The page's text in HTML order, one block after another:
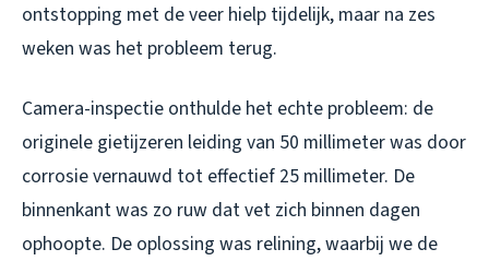
ontstopping met de veer hielp tijdelijk, maar na zes
weken was het probleem terug.
Camera-inspectie onthulde het echte probleem: de
originele gietijzeren leiding van 50 millimeter was door
corrosie vernauwd tot effectief 25 millimeter. De
binnenkant was zo ruw dat vet zich binnen dagen
ophoopte. De oplossing was relining, waarbij we de